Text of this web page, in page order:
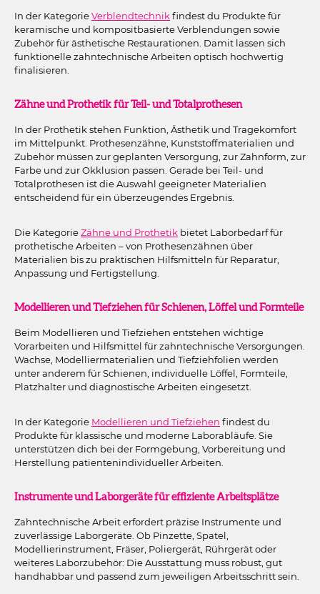
In der KategorieVerblendtechnik findest du Produkte für
keramische und kompositbasierte Verblendungen sowie
Zubehör für ästhetische Restaurationen. Damit lassen sich
funktionelle zahntechnische Arbeiten optisch hochwertig
finalisieren.
Zähne und Prothetik für Teil- und Totalprothesen
In der Prothetik stehen Funktion, Ästhetik und Tragekomfort
im Mittelpunkt. Prothesenzähne, Kunststoffmaterialien und
Zubehör müssen zur geplanten Versorgung, zur Zahnform, zur
Farbe und zur Okklusion passen. Gerade bei Teil- und
Totalprothesen ist die Auswahl geeigneter Materialien
entscheidend für ein überzeugendes Ergebnis.
Die KategorieZähne und Prothetik bietet Laborbedarf für
prothetische Arbeiten – von Prothesenzähnen über
Materialien bis zu praktischen Hilfsmitteln für Reparatur,
Anpassung und Fertigstellung.
Modellieren und Tiefziehen für Schienen, Löffel und Formteile
Beim Modellieren und Tiefziehen entstehen wichtige
Vorarbeiten und Hilfsmittel für zahntechnische Versorgungen.
Wachse, Modelliermaterialien und Tiefziehfolien werden
unter anderem für Schienen, individuelle Löffel, Formteile,
Platzhalter und diagnostische Arbeiten eingesetzt.
In der Kategorie Modellieren und Tiefziehen findest du
Produkte für klassische und moderne Laborabläufe. Sie
unterstützen dich bei der Formgebung, Vorbereitung und
Herstellung patientenindividueller Arbeiten.
Instrumente und Laborgeräte für effiziente Arbeitsplätze
Zahntechnische Arbeit erfordert präzise Instrumente und
zuverlässige Laborgeräte. Ob Pinzette, Spatel,
Modellierinstrument, Fräser, Poliergerät, Rührgerät oder
weiteres Laborzubehör: Die Ausstattung muss robust, gut
handhabbar und passend zum jeweiligen Arbeitsschritt sein.